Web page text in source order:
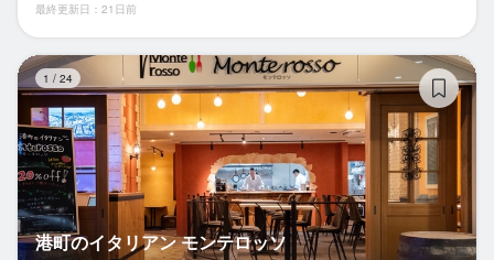
最終更新日：21日前
1 / 24
港町のイタリアン モンテロッソ